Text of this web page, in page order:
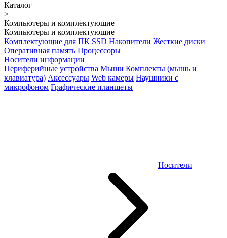
Каталог
>
Компьютеры и комплектующие
Компьютеры и комплектующие
Комплектующие для ПК SSD Накопители Жесткие диски
Оперативная память Процессоры
Носители информации
Периферийные устройства Мыши Комплекты (мышь и
клавиатура) Аксессуары Web камеры Наушники с
микрофоном Графические планшеты
Носители